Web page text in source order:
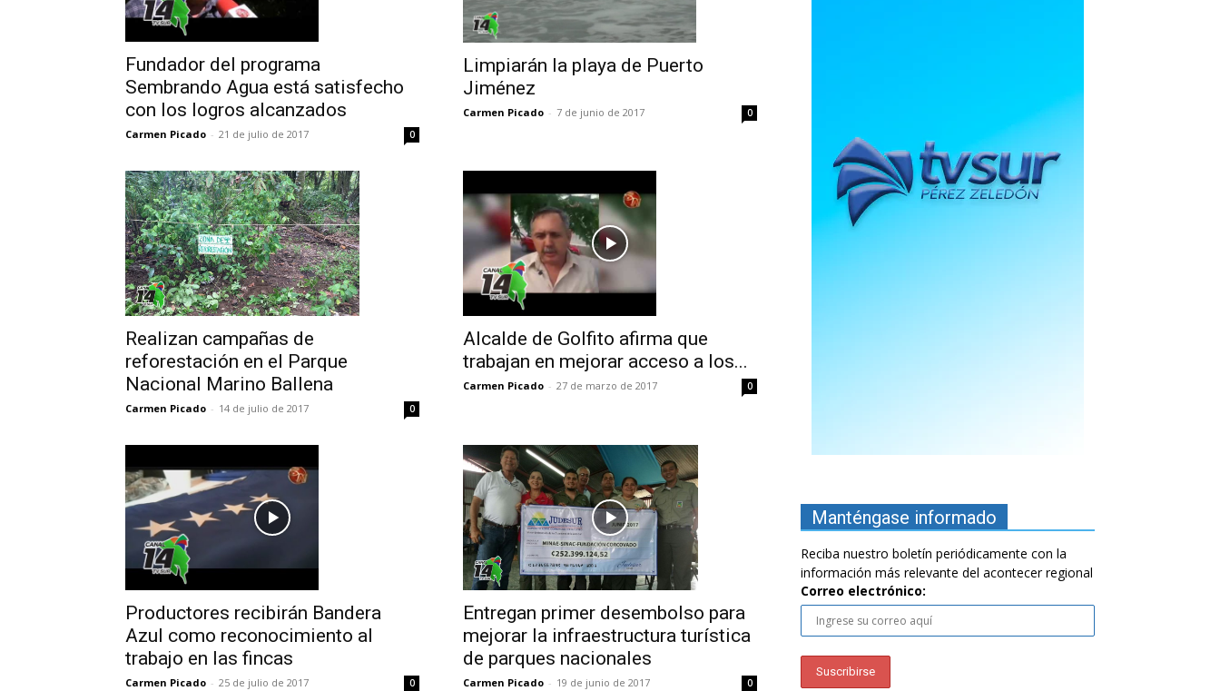
Fundador del programa
Sembrando Agua está satisfecho
con los logros alcanzados
Carmen Picado - 21 de julio de 2017 0
Limpiarán la playa de Puerto
Jiménez
Carmen Picado - 7 de junio de 2017 0
Realizan campañas de
reforestación en el Parque
Nacional Marino Ballena
Carmen Picado - 14 de julio de 2017 0
Alcalde de Golfito afirma que
trabajan en mejorar acceso a los...
Carmen Picado - 27 de marzo de 2017 0
Productores recibirán Bandera
Azul como reconocimiento al
trabajo en las fincas
Carmen Picado - 25 de julio de 2017 0
Entregan primer desembolso para
mejorar la infraestructura turística
de parques nacionales
Carmen Picado - 19 de junio de 2017 0
Manténgase informado
Reciba nuestro boletín periódicamente con la
información más relevante del acontecer regional
Correo electrónico: